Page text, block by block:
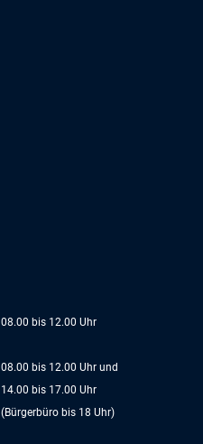
08.00 bis 12.00 Uhr
08.00 bis 12.00 Uhr und
14.00 bis 17.00 Uhr
(Bürgerbüro bis 18 Uhr)